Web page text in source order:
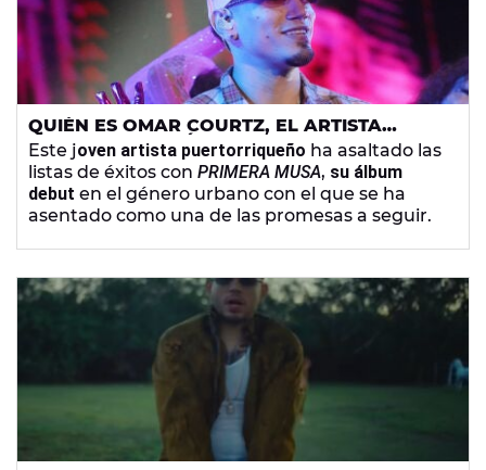
QUIÉN ES OMAR COURTZ, EL ARTISTA
LATINO QUE ESTÁ TRIUNFANDO CON 'QUE
VAS HACER HOY ?'
Este joven artista puertorriqueño ha asaltado las
listas de éxitos con PRIMERA MUSA, su álbum
debut en el género urbano con el que se ha
asentado como una de las promesas a seguir.